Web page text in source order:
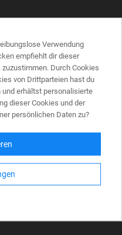
Verwendung
empfiehlt dir dieser
Durch Cookies
von Drittparteien hast du
erhältst personalisierte
dieser Cookies und der
persönlichen Daten zu?